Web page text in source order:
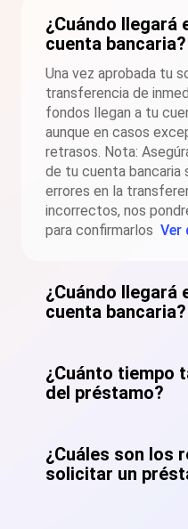
¿Cuándo llegará
cuenta bancaria?
Una vez aprobada tu
transferencia de
fondos llegan a tu
aunque en casos
retrasos. Nota:
de tu cuenta bancaria
errores en la
incorrectos, nos
para confirmarlos Ver
¿Cuándo llegará
cuenta bancaria?
¿Cuánto tiempo
del préstamo?
¿Cuáles son los
solicitar un